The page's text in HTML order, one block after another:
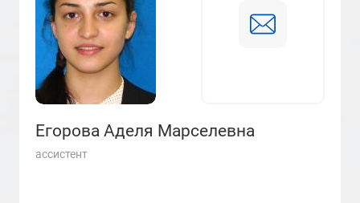
Егорова Аделя Марселевна
ассистент